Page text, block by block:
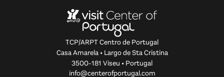
TCP/ARPT Centro de Portugal
Casa Amarela • Largo de Sta Cristina
3500-181 Viseu • Portugal
info@centerofportugal.com